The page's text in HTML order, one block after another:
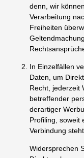
denn, wir
Verarbeitung
Freiheiten
In Einzelfällen
Daten, um
Recht, jederzeit
betreffender
derartiger
Profiling, soweit
Verbindung steht.
Widersprechen